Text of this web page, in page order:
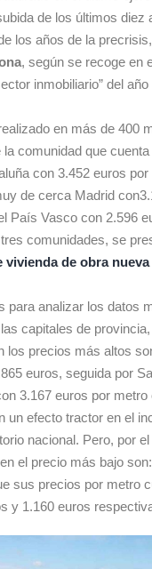
de los últimos diez
los años de la
, según se recoge en
inmobiliario” del
en más de 400
comunidad que
con 3.452 euros
de cerca Madrid
País Vasco con 2.596
comunidades, se
vivienda de obra nueva
para analizar los datos
capitales de
los precios más altos
euros, seguida por
3.167 euros por metro
un efecto tractor en el
nacional. Pero, por
el precio más bajo
sus precios por metro
y 1.160 euros